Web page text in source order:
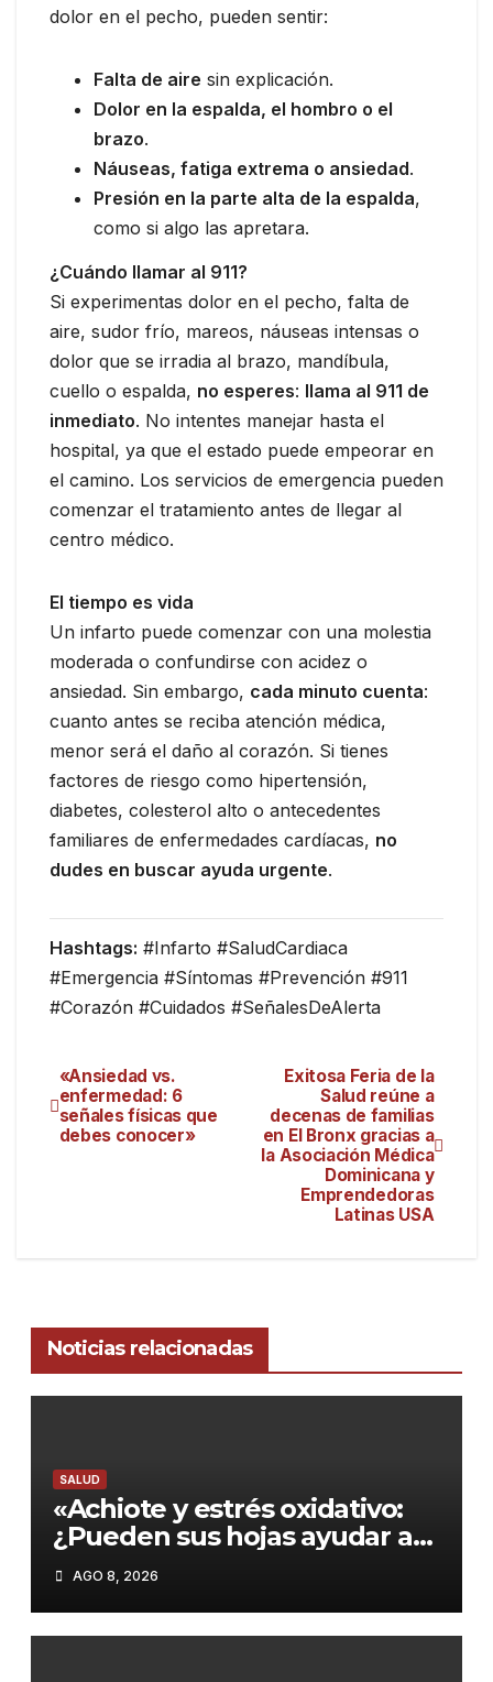
dolor en el pecho, pueden sentir:
Falta de aire sin explicación.
Dolor en la espalda, el hombro o el
brazo.
Náuseas, fatiga extrema o ansiedad.
Presión en la parte alta de la espalda,
como si algo las apretara.
¿Cuándo llamar al 911?
Si experimentas dolor en el pecho, falta de
aire, sudor frío, mareos, náuseas intensas o
dolor que se irradia al brazo, mandíbula,
cuello o espalda, no esperes: llama al 911 de
inmediato. No intentes manejar hasta el
hospital, ya que el estado puede empeorar en
el camino. Los servicios de emergencia pueden
comenzar el tratamiento antes de llegar al
centro médico.
El tiempo es vida
Un infarto puede comenzar con una molestia
moderada o confundirse con acidez o
ansiedad. Sin embargo, cada minuto cuenta:
cuanto antes se reciba atención médica,
menor será el daño al corazón. Si tienes
factores de riesgo como hipertensión,
diabetes, colesterol alto o antecedentes
familiares de enfermedades cardíacas, no
dudes en buscar ayuda urgente.
Hashtags: #Infarto #SaludCardiaca
#Emergencia #Síntomas #Prevención #911
#Corazón #Cuidados #SeñalesDeAlerta
Exitosa Feria de la
Salud reúne a
decenas de familias
en El Bronx gracias a
la Asociación Médica
Dominicana y
Emprendedoras
Latinas USA
«Ansiedad vs.
enfermedad: 6
señales físicas que
debes conocer»
Noticias relacionadas
SALUD
«Achiote y estrés oxidativo:
¿Pueden sus hojas ayudar a
combatir el envejecimiento?»
AGO 8, 2026